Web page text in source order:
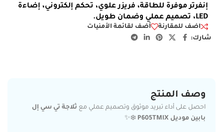
إنفرتر موفرة للطاقة، فريزر علوي، تحكم إلكتروني، إضاءة
LED، تصميم عملي وضمان طويل.
اضف للمقارنة
أضف لقائمة الأمنيات
شارك:
وصف المنتج
احصل على أداء تبريد موثوق وتصميم عملي مع ثلاجة تي سي إل
بابين موديل P605TMIX
❄️✨